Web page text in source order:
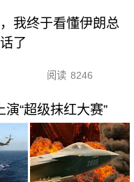
我终于看懂伊朗总
了
阅读 8246
“超级抹红大赛”